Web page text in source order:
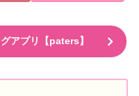
アプリ【paters】